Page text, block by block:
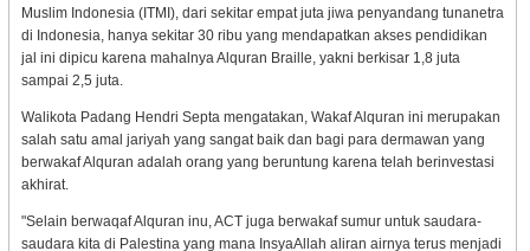
Muslim Indonesia (ITMI), dari sekitar empat juta jiwa penyandang tunanetra
di Indonesia, hanya sekitar 30 ribu yang mendapatkan akses pendidikan
jal ini dipicu karena mahalnya Alquran Braille, yakni berkisar 1,8 juta
sampai 2,5 juta.
Walikota Padang Hendri Septa mengatakan, Wakaf Alquran ini merupakan
salah satu amal jariyah yang sangat baik dan bagi para dermawan yang
berwakaf Alquran adalah orang yang beruntung karena telah berinvestasi
akhirat.
"Selain berwaqaf Alquran inu, ACT juga berwakaf sumur untuk saudara-
saudara kita di Palestina yang mana InsyaAllah aliran airnya terus menjadi